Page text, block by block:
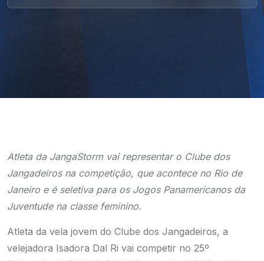
Atleta da JangaStorm vai representar o Clube dos
Jangadeiros na competição, que acontece no Rio de
Janeiro e é seletiva para os Jogos Panamericanos da
Juventude na classe feminino.
Atleta da vela jovem do Clube dos Jangadeiros, a
velejadora Isadora Dal Ri vai competir no 25º